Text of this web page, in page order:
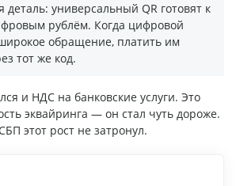
универсальный QR готовят к
рублём. Когда цифровой
обращение, платить им
тот же код.
и НДС на банковские услуги. Это
эквайринга — он стал чуть дороже.
этот рост не затронул.